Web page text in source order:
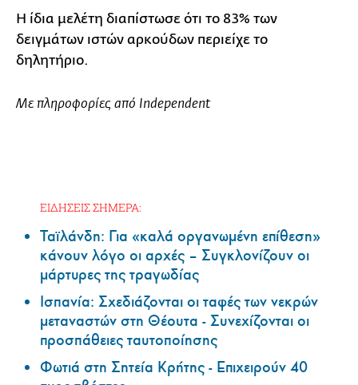
Η ίδια μελέτη διαπίστωσε ότι το 83% των
δειγμάτων ιστών αρκούδων περιείχε το
δηλητήριο.
Με πληροφορίες από Ιndependent
ΕΙΔΗΣΕΙΣ ΣΗΜΕΡΑ:
Ταϊλάνδη: Για «καλά οργανωμένη επίθεση»
κάνουν λόγο οι αρχές – Συγκλονίζουν οι
μάρτυρες της τραγωδίας
Ισπανία: Σχεδιάζονται οι ταφές των νεκρών
μεταναστών στη Θέουτα - Συνεχίζονται οι
προσπάθειες ταυτοποίησης
Φωτιά στη Σητεία Κρήτης - Επιχειρούν 40